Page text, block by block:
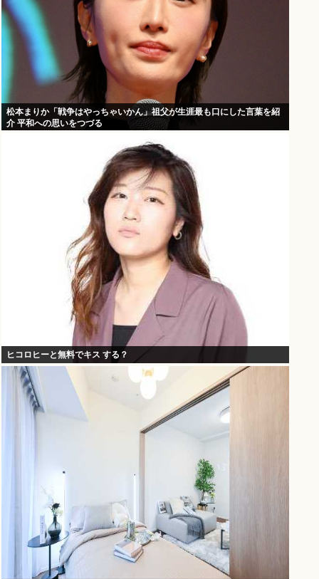
松本まりか「戦争はやっちゃいかん」祖父が生涯最も口にした言葉を紹
介 平和への思いをつづる
ヒコロヒーと無料でキス する？